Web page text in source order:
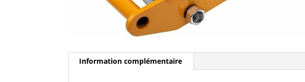
Information complémentaire